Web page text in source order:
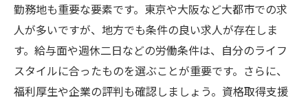
勤務地も重要な要素です。東京や大阪など大都市での求
人が多いですが、地方でも条件の良い求人が存在しま
す。給与面や週休二日などの労働条件は、自分のライフ
スタイルに合ったものを選ぶことが重要です。さらに、
福利厚生や企業の評判も確認しましょう。資格取得支援